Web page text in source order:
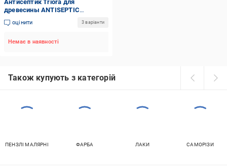
Антисептик Triora для
древесины ANTISEPTIC
UNIVERSAL не створює плівки 5
л
оцінити 3 варіанти
Немає в наявності
Також купують з категорій
ПЕНЗЛІ МАЛЯРНІ ФАРБА ЛАКИ САМОРІЗИ